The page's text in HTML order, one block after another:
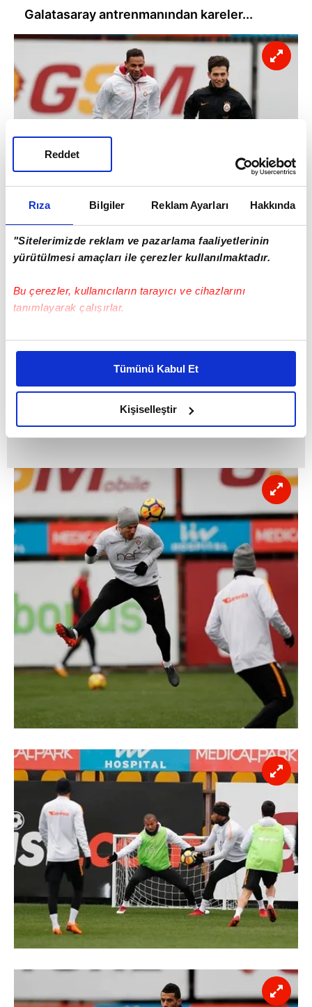
Rıza Bilgiler Reklam Ayarları Hakkında
"Sitelerimizde reklam ve pazarlama faaliyetlerinin
yürütülmesi amaçları ile çerezler kullanılmaktadır.
Bu çerezler, kullanıcıların tarayıcı ve cihazlarını
tanımlayarak çalışırlar.
Bu çerezlere izin vermeniz halinde sizlere özel
daha iyi reklam deneyimi yaşatabiliriz. Bunu yaparken
amacımızın size daha iyi bir reklam deneyimi sunmak
olduğunu ve sizlere en iyi içerikleri sunabilmek adına
elimizden gelen çabayı gösterdiğimizi ve bu noktada,
reklamların maliyetlerimizi karşılamak noktasında tek gelir
Her halükârda, kullanıcılar, bu çerezlere izin vermedikleri
takdirde, kullanıcılara hedefli reklamlar
gösterilmeyecektir."
Sizlere daha iyi bir hizmet sunabilmek için İnternet
Sitemizde kendimize ve üçüncü kişilere ait çerezler
kullanılmaktadır. Bu çerezler vasıtasıyla çeşitli kişisel
verileriniz işlenmekte olup gerekli olan çerezler bilgi
toplumu hizmetlerinin sunulması amacıyla
kullanılmaktadır. Diğer çerezler, sitemizin daha işlevsel
kılınması ve kişiselleştirilmesi ve sizlere yönelik
reklam/pazarlama faaliyetlerinin yapılması, amaçlarıyla
sınırlı olarak açık rızanız dahilinde kullanılacaktır.
Çerezlere ilişkin tercihlerinizi aşağıda yer alan panel
için Ayarlar butonuna tıklayabilir,
Çerez Bilgilendirme
Metnimiziziyaret edebilirsiniz.
6698 sayılı Kişisel Verilerin Korunması Kanunu uyarınca
hazırlanmış Aydınlatma Metnimizi okumak ve sitemizde
ilgili mevzuata uygun olarak kullanılan çerezlerle ilgili bilgi
almak için lütfen tıklayınız.
Tümünü Kabul Et
Kişiselleştir
Reddet
Galatasaray antrenmanından kareler...